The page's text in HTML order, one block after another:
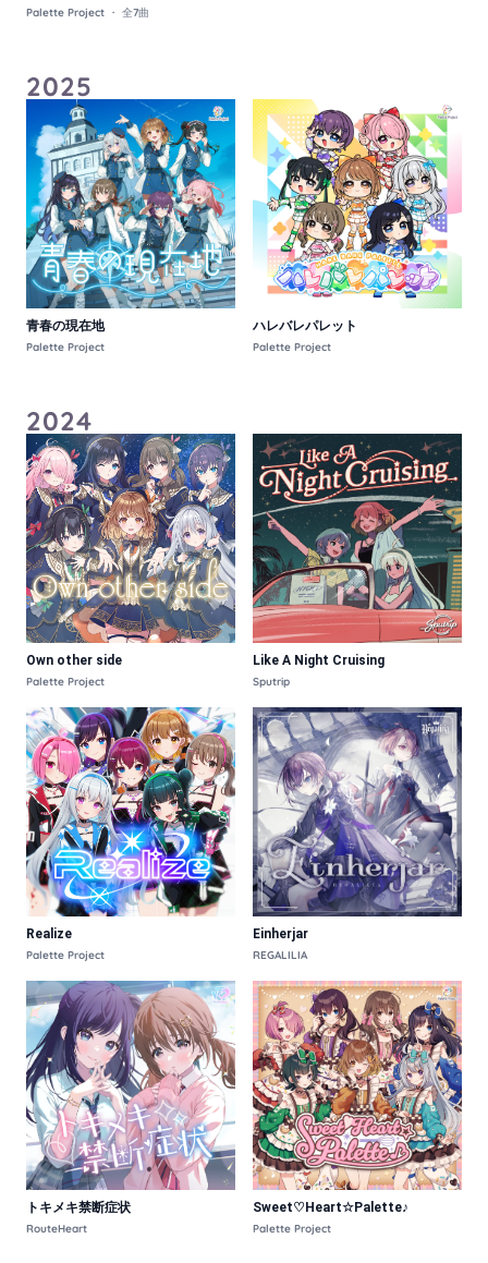
Palette Project ・ 全7曲
2025
青春の現在地
Palette Project
ハレバレパレット
Palette Project
2024
Own other side
Palette Project
Like A Night Cruising
Sputrip
Realize
Palette Project
Einherjar
REGALILIA
トキメキ禁断症状
RouteHeart
Sweet♡Heart☆Palette♪
Palette Project